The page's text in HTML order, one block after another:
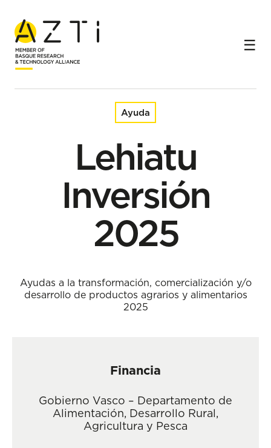
Inicio Ayudas Lehiatu Inversión 2025
Ayuda
Lehiatu
Inversión
2025
Ayudas a la transformación, comercialización y/o
desarrollo de productos agrarios y alimentarios
2025
Financia
Gobierno Vasco – Departamento de
Alimentación, Desarrollo Rural,
Agricultura y Pesca